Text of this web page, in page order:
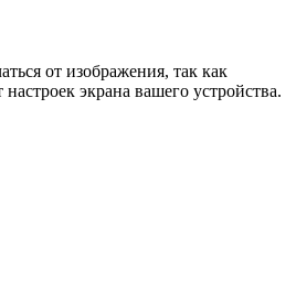
от изображения, так как
настроек экрана вашего устройства.